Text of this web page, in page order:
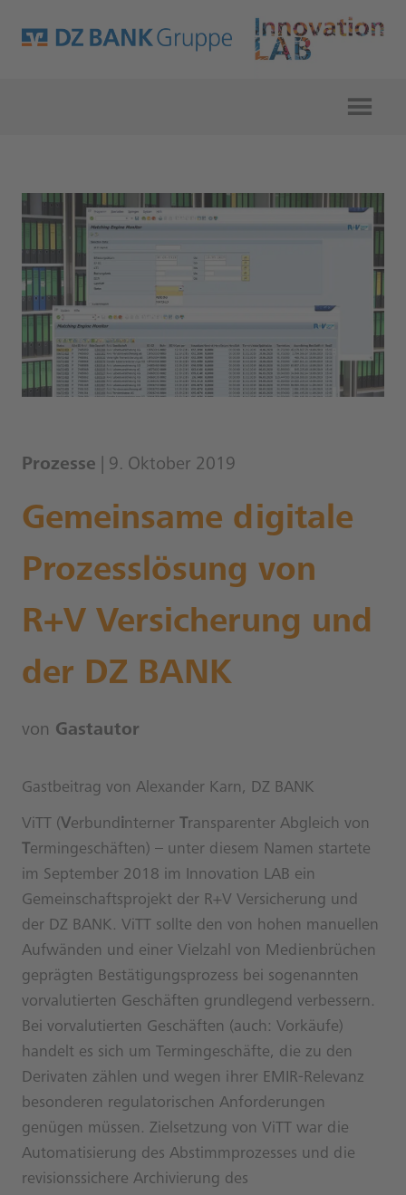
Prozesse | 9. Oktober 2019
Gemeinsame digitale
Prozesslösung von
R+V Versicherung und
der DZ BANK
von Gastautor
Gastbeitrag von Alexander Karn, DZ BANK
ViTT (Verbund interner
ransparenter Abgleich von
ermingeschäften) – unter diesem Namen startete
im September 2018 im Innovation LAB ein
Gemeinschaftsprojekt der R+V Versicherung und
der DZ BANK. ViTT sollte den von hohen manuellen
Aufwänden und einer Vielzahl von Medienbrüchen
geprägten Bestätigungsprozess bei sogenannten
vorvalutierten Geschäften grundlegend verbessern.
Bei vorvalutierten Geschäften (auch: Vorkäufe)
handelt es sich um Termingeschäfte, die zu den
Derivaten zählen und wegen ihrer EMIR-Relevanz
besonderen regulatorischen Anforderungen
genügen müssen. Zielsetzung von ViTT war die
Automatisierung des Abstimmprozesses und die
revisionssichere Archivierung des